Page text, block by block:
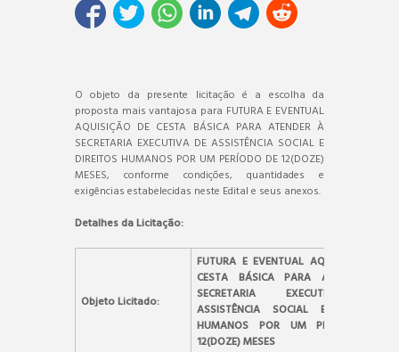
O objeto da presente licitação é a escolha da
proposta mais vantajosa para FUTURA E EVENTUAL
AQUISIÇÃO DE CESTA BÁSICA PARA ATENDER À
SECRETARIA EXECUTIVA DE ASSISTÊNCIA SOCIAL E
DIREITOS HUMANOS POR UM PERÍODO DE 12(DOZE)
MESES, conforme condições, quantidades e
exigências estabelecidas neste Edital e seus anexos.
Detalhes da Licitação:
Objeto Licitado:
FUTURA E EVENTUAL AQUISIÇÃO DE
CESTA BÁSICA PARA ATENDER À
SECRETARIA EXECUTIVA DE
ASSISTÊNCIA SOCIAL E DIREITOS
HUMANOS POR UM PERÍODO DE
12(DOZE) MESES